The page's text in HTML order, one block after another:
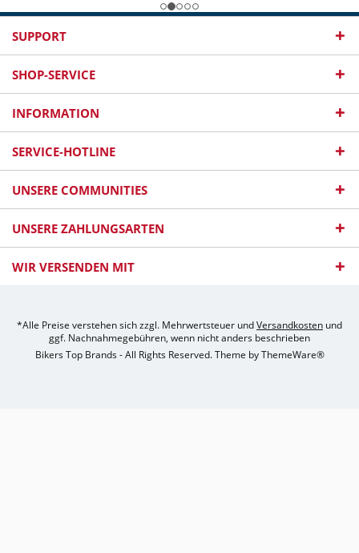
SUPPORT
SHOP-SERVICE
INFORMATION
SERVICE-HOTLINE
UNSERE COMMUNITIES
UNSERE ZAHLUNGSARTEN
WIR VERSENDEN MIT
*Alle Preise verstehen sich zzgl. Mehrwertsteuer undVersandkosten und
ggf. Nachnahmegebühren, wenn nicht anders beschrieben
Bikers Top Brands - All Rights Reserved. Theme byThemeWare®